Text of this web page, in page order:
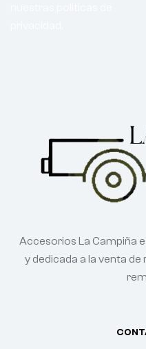
Accesorios La Campiña
y dedicada a la venta